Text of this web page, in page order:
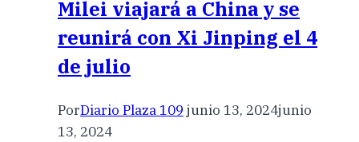
Milei viajará a China y se
reunirá con Xi Jinping el 4
de julio
PorDiario Plaza 109 junio 13, 2024junio
13, 2024